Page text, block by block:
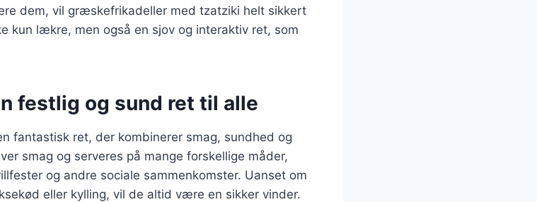
dem, vil græskefrikadeller med tzatziki helt sikkert
kun lækre, men også en sjov og interaktiv ret, som
festlig og sund ret til alle
fantastisk ret, der kombinerer smag, sundhed og
smag og serveres på mange forskellige måder,
og andre sociale sammenkomster. Uanset om
eller kylling, vil de altid være en sikker vinder.